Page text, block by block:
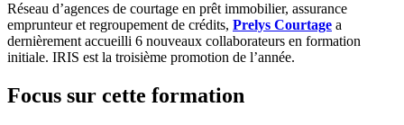
Réseau d’agences de courtage en prêt immobilier, assurance
emprunteur et regroupement de crédits, Prelys Courtage a
dernièrement accueilli 6 nouveaux collaborateurs en formation
initiale. IRIS est la troisième promotion de l’année.
Focus sur cette formation